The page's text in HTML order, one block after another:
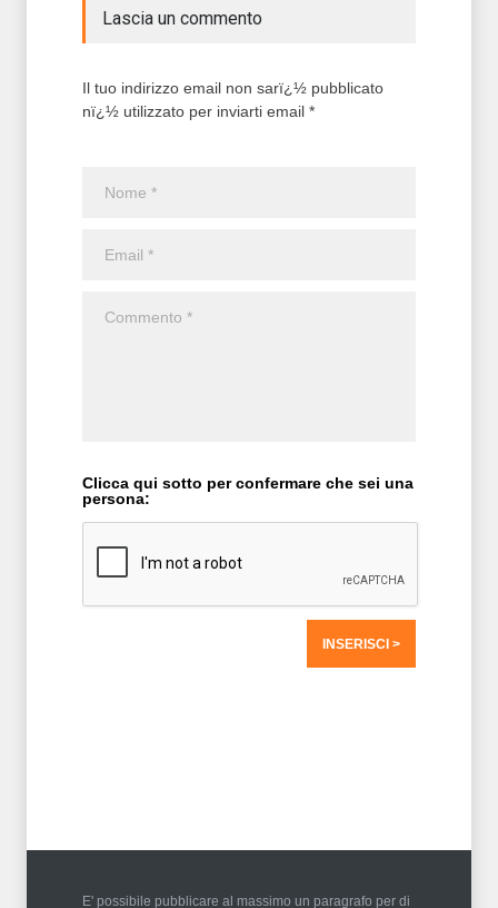
Lascia un commento
Il tuo indirizzo email non sarï¿½ pubblicato
nï¿½ utilizzato per inviarti email *
Clicca qui sotto per confermare che sei una
persona:
E' possibile pubblicare al massimo un paragrafo per di